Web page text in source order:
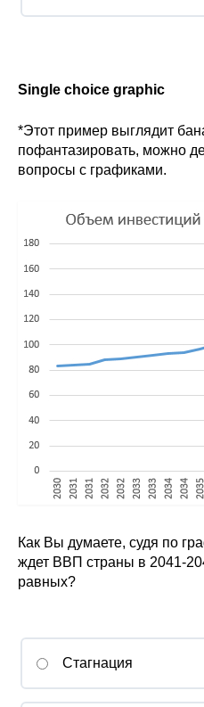
Обучение
Диссертационный
Материалы
Конкурсы и
Можем ли мы
непогрешима и не
То есть, контрольная
Single choice graphic
*Этот пример выглядит
пофантазировать, можно
вопросы с графиками.
Как Вы думаете, судя по
ждет ВВП страны в 2041-
равных?
Стагнация